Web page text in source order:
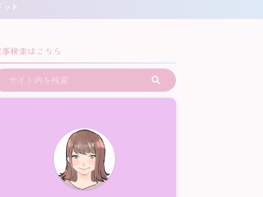
ト
検索はこちら